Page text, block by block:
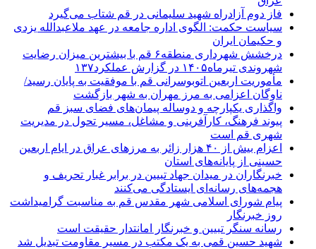
فاز دوم آزادراه شهید سلیمانی در قم شتاب می‌گیرد
سیاست حکمت: الگوی اداره جامعه در عهد ملاعبدالله یزدی
و حکیمان ایران
درخشش شهرداری منطقه۶ قم با بیشترین میزان رضایت
شهروندی تیرماه۱۴۰۵ در گزارش عملکرد۱۳۷
مأموریت اربعین اتوبوسرانی قم با موفقیت به پایان رسید/
ناوگان اعزامی به مرز مهران به شهر بازگشت
واگذاری یکپارچه و دوساله پیمان‌های فضای سبز قم
پیوند فرهنگ، کارآفرینی و مشاغل، مسیر تحول در مدیریت
شهری قم است
اعزام بیش از ۴۰ هزار زائر به مرزهای عراق در ایام اربعین
حسینی از پایانه‌های استان
خبرنگاران در میدان جهاد تبیین در برابر غبار تحریف و
هجمه‌های رسانه‌ای ایستادگی می‌کنند
پیام شورای اسلامی شهر مقدس قم به مناسبت گرامیداشت
روز خبرنگار
رسانه سنگر تبیین و خبرنگار امانتدار حقیقت است
شهید حسین قمی به یک مکتب در مسیر مقاومت تبدیل شد